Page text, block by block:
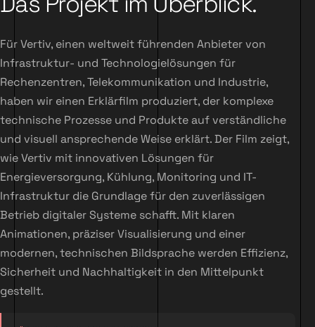
Für Vertiv, einen weltweit führenden Anbieter von
Infrastruktur- und Technologielösungen für
Rechenzentren, Telekommunikation und Industrie,
haben wir einen Erklärfilm produziert, der komplexe
technische Prozesse und Produkte auf verständliche
und visuell ansprechende Weise erklärt. Der Film zeigt,
wie Vertiv mit innovativen Lösungen für
Energieversorgung, Kühlung, Monitoring und IT-
Infrastruktur die Grundlage für den zuverlässigen
Betrieb digitaler Systeme schafft. Mit klaren
Animationen, präziser Visualisierung und einer
modernen, technischen Bildsprache werden Effizienz,
Sicherheit und Nachhaltigkeit in den Mittelpunkt
gestellt.